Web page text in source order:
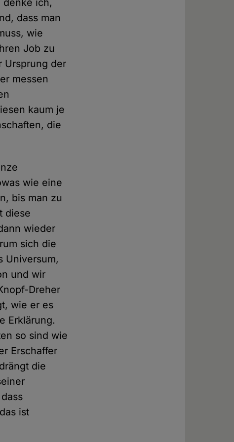
denke ich,
dass man
wie
Job zu
Ursprung der
messen
kaum je
die
wie eine
bis man zu
diese
wieder
sich die
Universum,
und wir
Dreher
wie er es
Erklärung.
so sind wie
Erschaffer
die
ist